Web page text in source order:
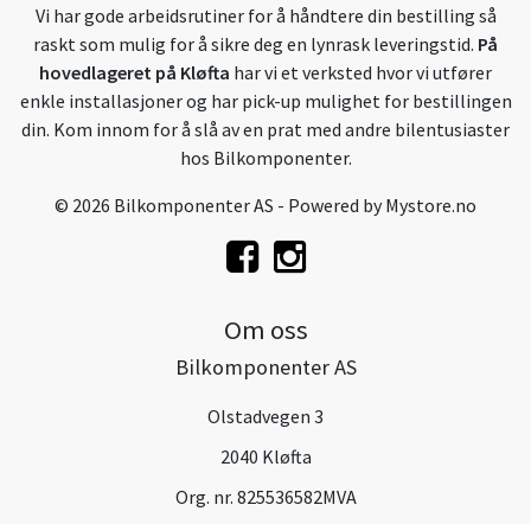
Vi har gode arbeidsrutiner for å håndtere din bestilling så
raskt som mulig for å sikre deg en lynrask leveringstid. På
hovedlageret på Kløfta har vi et verksted hvor vi utfører
enkle installasjoner og har pick-up mulighet for bestillingen
din. Kom innom for å slå av en prat med andre bilentusiaster
hos Bilkomponenter.
© 2026 Bilkomponenter AS - Powered byMystore.no
Om oss
Bilkomponenter AS
Olstadvegen 3
2040 Kløfta
Org. nr. 825536582MVA